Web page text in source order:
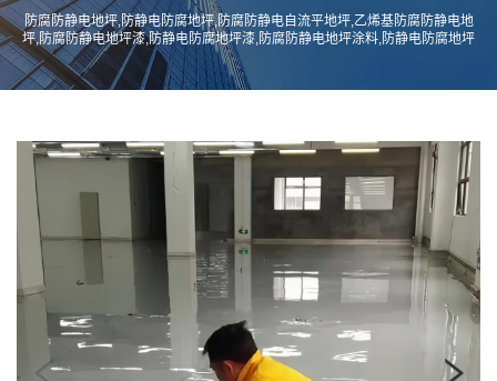
支
持
服
务
案
联
系
电
话
防腐防静电地坪,防静电防腐地坪,防腐防静电自流平地坪,乙烯基防腐防静电地
坪,防腐防静电地坪漆,防静电防腐地坪漆,防腐防静电地坪涂料,防静电防腐地坪
涂料,防腐防静电地坪施工,防静电防腐地坪施工